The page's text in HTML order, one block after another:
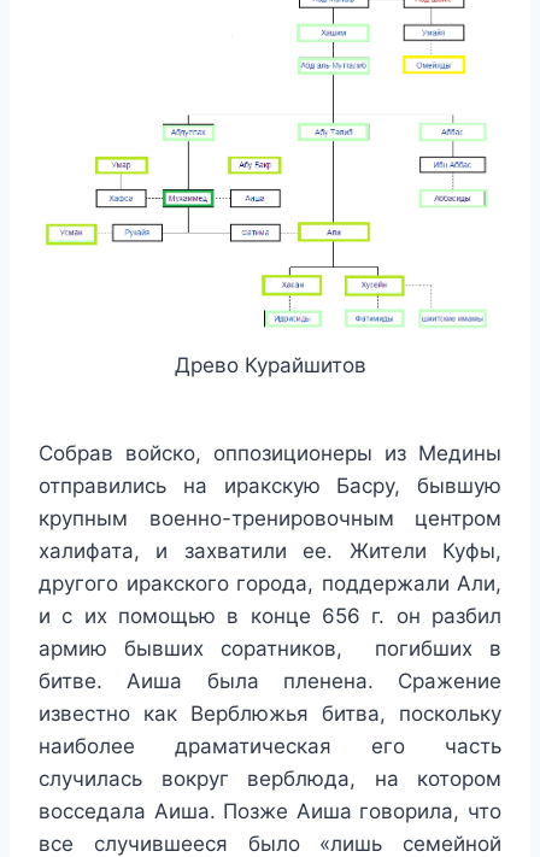
Древо Курайшитов
Собрав войско, оппозиционеры из Медины
отправились на иракскую Басру, бывшую
крупным военно-тренировочным центром
халифата, и захватили ее. Жители Куфы,
другого иракского города, поддержали Али,
и с их помощью в конце 656 г. он разбил
армию бывших соратников, погибших в
битве. Аиша была пленена. Сражение
известно как Верблюжья битва, поскольку
наиболее драматическая его часть
случилась вокруг верблюда, на котором
восседала Аиша. Позже Аиша говорила, что
все случившееся было «лишь семейной